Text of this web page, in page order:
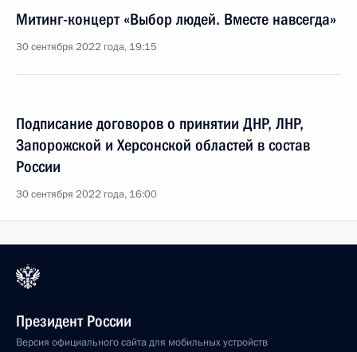
Митинг-концерт «Выбор людей. Вместе навсегда»
30 сентября 2022 года, 19:15
Подписание договоров о принятии ДНР, ЛНР,
Запорожской и Херсонской областей в состав
России
30 сентября 2022 года, 16:00
Президент России
Версия официального сайта для мобильных устройств